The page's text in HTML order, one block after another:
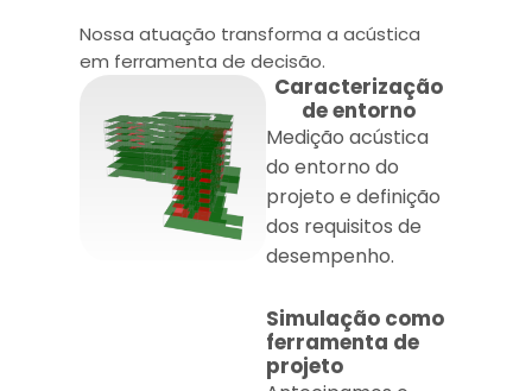
Nossa atuação transforma a acústica
em ferramenta de decisão.
Caracterização
de entorno
Medição acústica
do entorno do
projeto e definição
dos requisitos de
desempenho.
Simulação como
ferramenta de
projeto